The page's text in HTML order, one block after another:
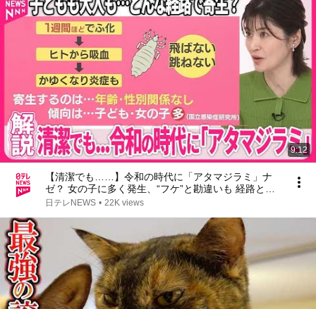
9:12
【清潔でも……】令和の時代に「アタマジラミ」ナ
ゼ？ 女の子に多く発生、“フケ”と勘違いも 経路と対
策は？【#みんなのギモン】
日テレNEWS • 22K views